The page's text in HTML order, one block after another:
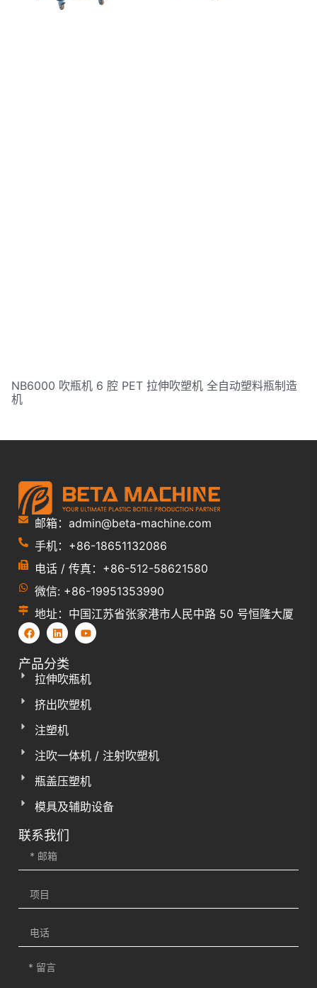
NB6000 吹瓶机 6 腔 PET 拉伸吹塑机 全自动塑料瓶制造
机
邮箱：admin@beta-machine.com
手机：+86-18651132086
电话 / 传真：+86-512-58621580
微信: +86-19951353990
地址：中国江苏省张家港市人民中路 50 号恒隆大厦
产品分类
拉伸吹瓶机
挤出吹塑机
注塑机
注吹一体机 / 注射吹塑机
瓶盖压塑机
模具及辅助设备
联系我们